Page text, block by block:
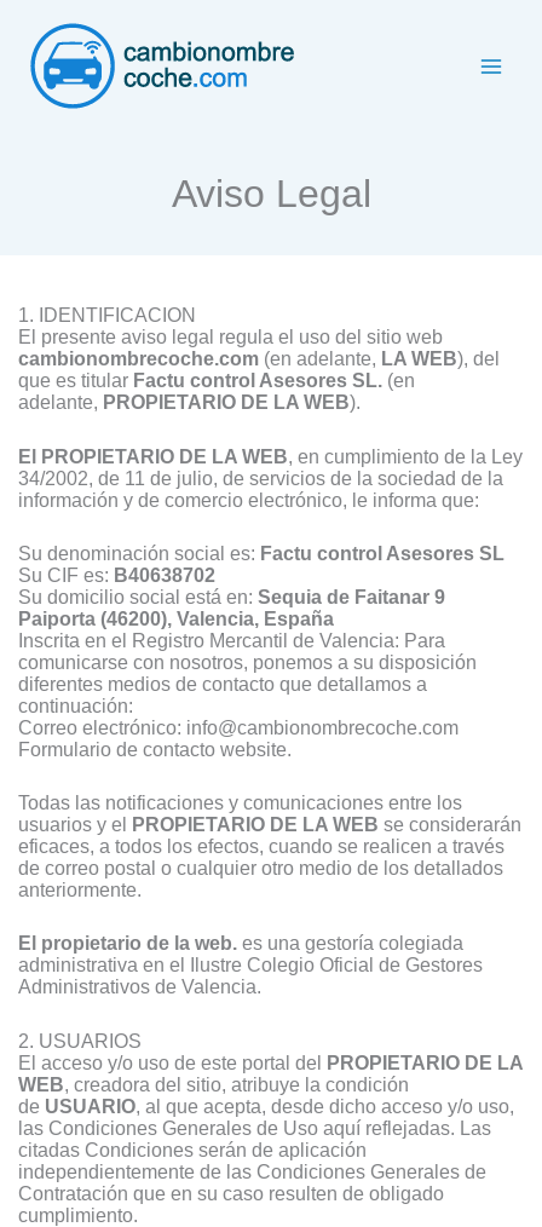
contenido
Aviso Legal
1. IDENTIFICACION
El presente aviso legal regula el uso del sitio web
cambionombrecoche.com (en adelante, LA WEB), del
que es titular Factu control Asesores SL. (en
adelante, PROPIETARIO DE LA WEB).
El PROPIETARIO DE LA WEB, en cumplimiento de la Ley
34/2002, de 11 de julio, de servicios de la sociedad de la
información y de comercio electrónico, le informa que:
Su denominación social es: Factu control Asesores SL
Su CIF es: B40638702
Su domicilio social está en: Sequia de Faitanar 9
Paiporta (46200), Valencia, España
Inscrita en el Registro Mercantil de Valencia: Para
comunicarse con nosotros, ponemos a su disposición
diferentes medios de contacto que detallamos a
continuación:
Correo electrónico: info@cambionombrecoche.com
Formulario de contacto website.
Todas las notificaciones y comunicaciones entre los
usuarios y el PROPIETARIO DE LA WEB se considerarán
eficaces, a todos los efectos, cuando se realicen a través
de correo postal o cualquier otro medio de los detallados
anteriormente.
El propietario de la web. es una gestoría colegiada
administrativa en el Ilustre Colegio Oficial de Gestores
Administrativos de Valencia.
2. USUARIOS
El acceso y/o uso de este portal del PROPIETARIO DE LA
WEB, creadora del sitio, atribuye la condición
de USUARIO, al que acepta, desde dicho acceso y/o uso,
las Condiciones Generales de Uso aquí reflejadas. Las
citadas Condiciones serán de aplicación
independientemente de las Condiciones Generales de
Contratación que en su caso resulten de obligado
cumplimiento.